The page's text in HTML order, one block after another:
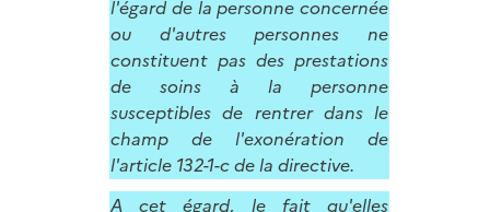
l'égard de la personne concernée
ou d'autres personnes ne
constituent pas des prestations
de soins à la personne
susceptibles de rentrer dans le
champ de l'exonération de
l'article 132-1-c de la directive.
A cet égard, le fait qu'elles